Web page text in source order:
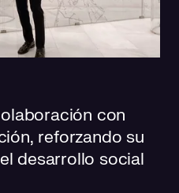
con
reforzando su
desarrollo social